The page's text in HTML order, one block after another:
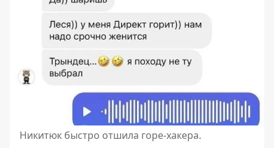
Никитюк быстро отшила горе-хакера.